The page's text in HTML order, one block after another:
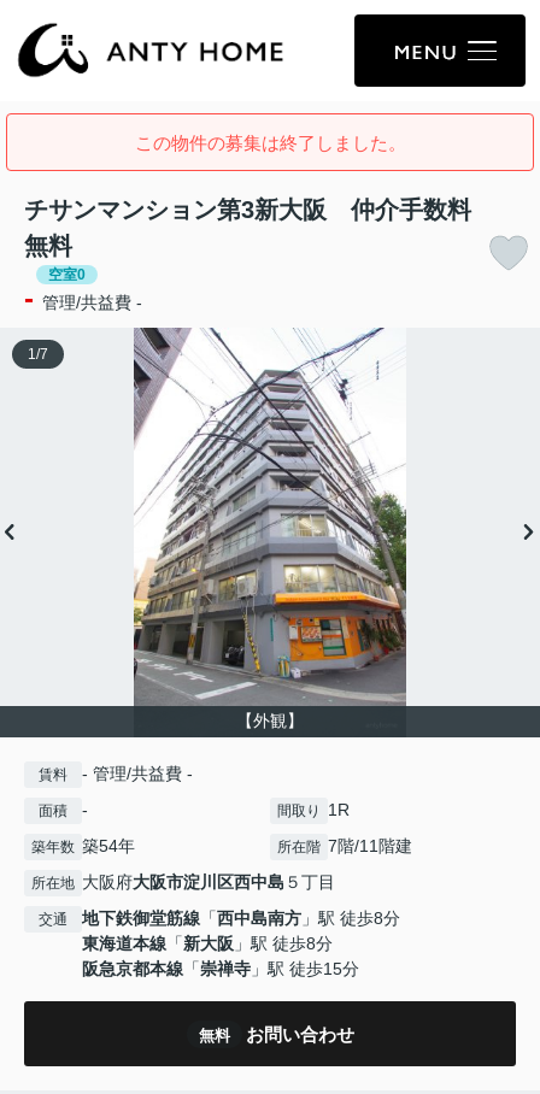
この物件の募集は終了しました。
チサンマンション第3新大阪 仲介手数料
無料
空室0
- 管理/共益費 -
【外観】
1 /7
賃料 - 管理/共益費 -
面積 - 間取り 1R
築年数 築54年 所在階 7階/11階建
所在地 大阪府大阪市淀川区西中島 ５丁目
交通 地下鉄御堂筋線 「西中島南方 」駅 徒歩8分
東海道本線 「新大阪 」駅 徒歩8分
阪急京都本線 「崇禅寺 」駅 徒歩15分
無料 お問い合わせ